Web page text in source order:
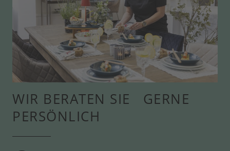
WIR BERATEN SIE GERNE
PERSÖNLICH